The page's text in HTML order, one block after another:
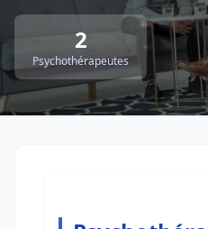
2
Psychothérapeutes